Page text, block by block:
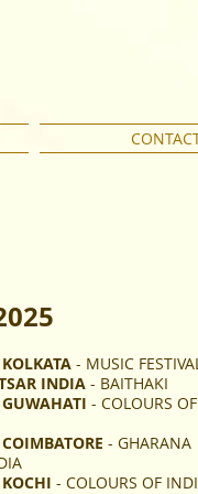
KOLKATA - MUSIC
INDIA - BAITHAKI
GUWAHATI - COLOURS OF
COIMBATORE - GHARANA
KOCHI - COLOURS OF